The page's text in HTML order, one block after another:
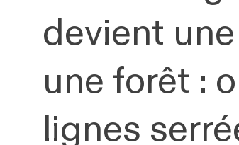
devient
une forêt :
lignes